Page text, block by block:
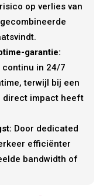
op verlies van
garantie:
continu in 24/7
terwijl bij een
direct impact heeft
Door dedicated
efficiënter
bandwidth of